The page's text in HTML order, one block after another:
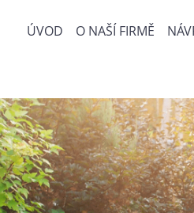
ÚVOD O NAŠÍ FIRMĚ